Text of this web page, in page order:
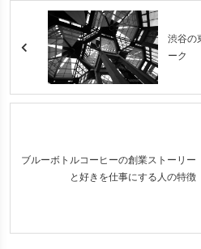
渋谷の
ーク
ブルーボトルコーヒーの創業ストーリー
と好きを仕事にする人の特徴